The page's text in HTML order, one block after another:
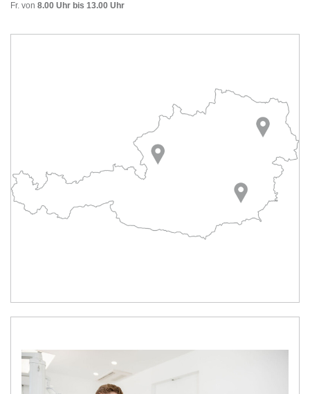
Fr. von 8.00 Uhr bis 13.00 Uhr